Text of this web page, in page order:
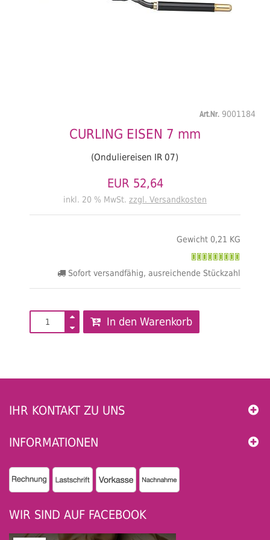
Art.Nr. 9001184
CURLING EISEN 7 mm
(Onduliereisen IR 07)
EUR 52,64
inkl. 20 % MwSt. zzgl. Versandkosten
Gewicht 0,21 KG
Sofort versandfähig, ausreichende Stückzahl
In den Warenkorb
IHR KONTAKT ZU UNS
INFORMATIONEN
WIR SIND AUF FACEBOOK